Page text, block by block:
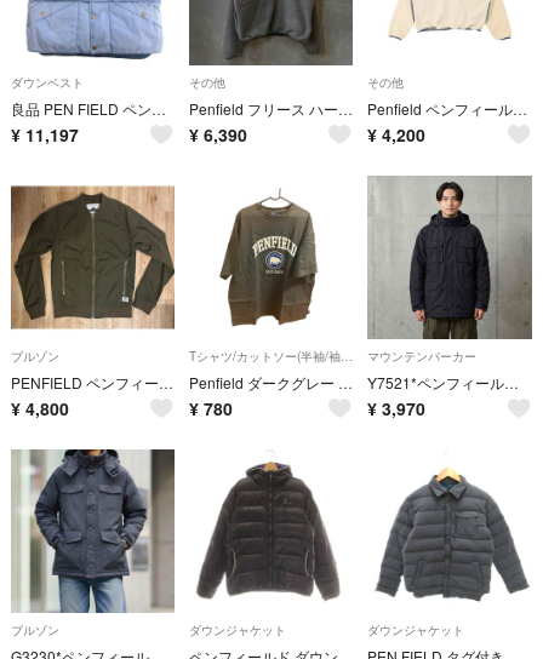
ダウンベスト
良品 PEN FIELD ペンフィールド デニム ダウン ベスト ジャケット ブルゾン ロゴ ボタン L 青 ブルー メンズ 古着 中古 USED
¥ 11,197
その他
Penfield フリース ハーフジップ
¥ 6,390
その他
Penfield ペンフィールド ブルゾン M 白 【古着】【中古】【送料無料】
¥ 4,200
ブルゾン
PENFIELD ペンフィールド MA－1 ジャケット
¥ 4,800
Penfield ダークグレー Tシャツ 夏服 春服 メンズ
¥ 780
マウンテンパーカー
Y7521*ペンフィールド 中綿 マウンテンパーカー 黒 M 裏フリース 防寒
¥ 3,970
ブルゾン ダウンジャケット ダウンジャケット